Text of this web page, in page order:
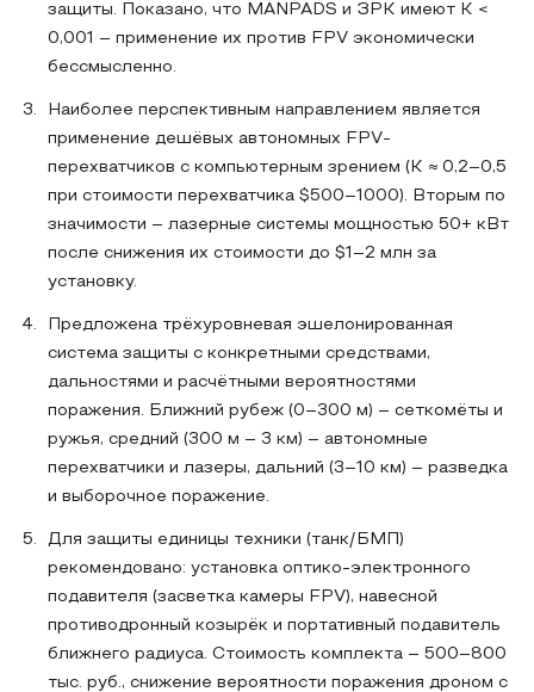
защиты. Показано, что MANPADS и ЗРК имеют K <
0,001 – применение их против FPV экономически
бессмысленно.
Наиболее перспективным направлением является
применение дешёвых автономных FPV-
перехватчиков с компьютерным зрением (K ≈ 0,2–0,5
при стоимости перехватчика $500–1000). Вторым по
значимости – лазерные системы мощностью 50+ кВт
после снижения их стоимости до $1–2 млн за
установку.
Предложена трёхуровневая эшелонированная
система защиты с конкретными средствами,
дальностями и расчётными вероятностями
поражения. Ближний рубеж (0–300 м) – сеткомёты и
ружья, средний (300 м – 3 км) – автономные
перехватчики и лазеры, дальний (3–10 км) – разведка
и выборочное поражение.
Для защиты единицы техники (танк/БМП)
рекомендовано: установка оптико-электронного
подавителя (засветка камеры FPV), навесной
противодронный козырёк и портативный подавитель
ближнего радиуса. Стоимость комплекта – 500–800
тыс. руб., снижение вероятности поражения дроном с